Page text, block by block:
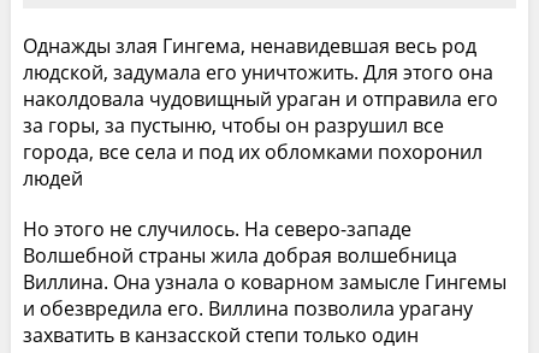
Однажды злая Гингема, ненавидевшая весь род
людской, задумала его уничтожить. Для этого она
наколдовала чудовищный ураган и отправила его
за горы, за пустыню, чтобы он разрушил все
города, все села и под их обломками похоронил
людей
Но этого не случилось. На северо-западе
Волшебной страны жила добрая волшебница
Виллина. Она узнала о коварном замысле Гингемы
и обезвредила его. Виллина позволила урагану
захватить в канзасской степи только один